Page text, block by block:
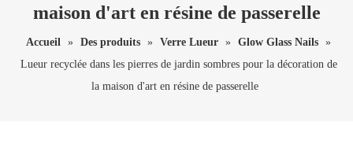
maison d'art en résine de passerelle
Accueil » Des produits » Verre Lueur » Glow Glass Nails »
Lueur recyclée dans les pierres de jardin sombres pour la décoration de
la maison d'art en résine de passerelle